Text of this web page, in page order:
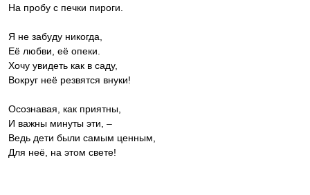
На пробу с печки пироги.
Я не забуду никогда,
Её любви, её опеки.
Хочу увидеть как в саду,
Вокруг неё резвятся внуки!
Осознавая, как приятны,
И важны минуты эти, –
Ведь дети были самым ценным,
Для неё, на этом свете!